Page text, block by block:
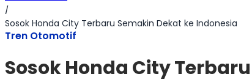
/
Sosok Honda City Terbaru Semakin Dekat ke Indonesia
Tren Otomotif
Sosok Honda City